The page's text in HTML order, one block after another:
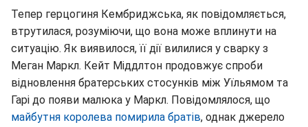
Тепер герцогиня Кембриджська, як повідомляється,
втрутилася, розуміючи, що вона може вплинути на
ситуацію. Як виявилося, її дії вилилися у сварку з
Меган Маркл. Кейт Міддлтон продовжує спроби
відновлення братерських стосунків між Уїльямом та
Гарі до появи малюка у Маркл. Повідомлялося, що
майбутня королева помирила братів, однак джерело